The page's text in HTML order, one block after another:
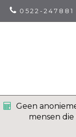
0 5 2 2 - 2 4 7 8 8 1
Geen
mensen